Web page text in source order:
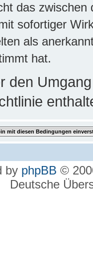
das
sofortiger
als
hat.
den
by phpBB ©
Deutsche